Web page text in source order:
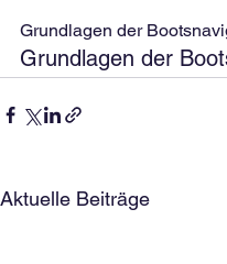
Grundlagen der
Grundlagen der
Aktuelle Beiträge